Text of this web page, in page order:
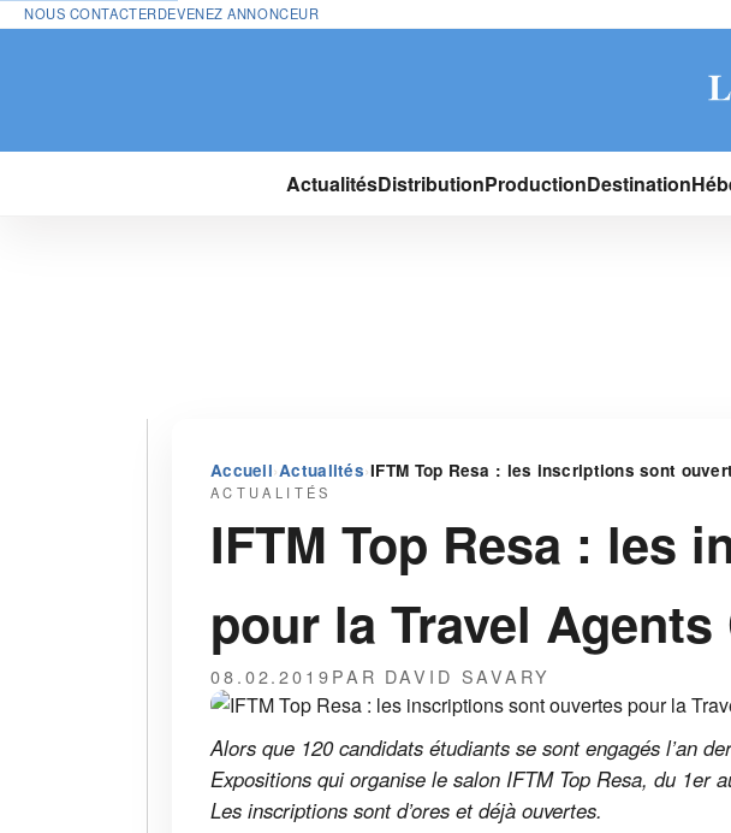
NOUS CONTACTERDEVENEZ ANNONCEUR
ActualitésDistributionProductionDestination
Accueil›Actualités›IFTM Top Resa : les inscriptions sont
ACTUALITÉS
IFTM Top Resa : les
pour la Travel
08.02.2019PAR DAVID SAVARY
Alors que 120 candidats étudiants se sont engagés l’an
Expositions qui organise le salon IFTM Top Resa, du 1er
Les inscriptions sont d’ores et déjà ouvertes.